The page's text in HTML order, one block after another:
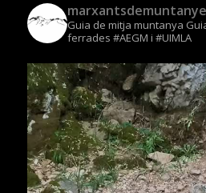
Guia de mitja muntanya
ferrades #AEGM i #UIMLA